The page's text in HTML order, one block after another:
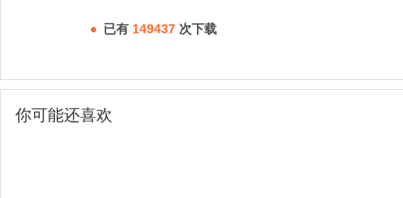
已有 149437 次下载
你可能还喜欢